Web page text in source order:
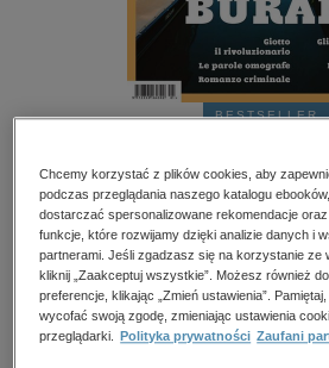
popularno-naukowe
historia
zdrowie
Przeczytaj fragment
BESTSELLER
Numery
Spis treści
Chcemy korzystać z plików cookies, aby
podczas przeglądania naszego katalogu
dostarczać spersonalizowane rekomendacje
funkcje, które rozwijamy dzięki analizie danych i
partnerami. Jeśli zgadzasz się na korzystanie ze
kliknij „Zaakceptuj wszystkie”. Możesz również
preferencje, klikając „Zmień ustawienia”.
wycofać swoją zgodę, zmieniając ustawienia
przeglądarki.
Polityka prywatności Zaufani